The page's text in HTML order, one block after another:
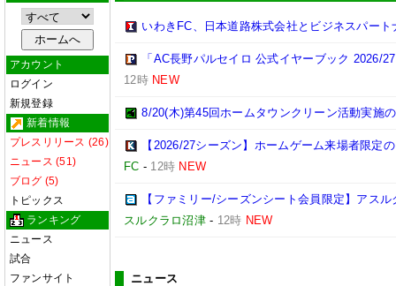
アカウント
ログイン
新規登録
新着情報
プレスリリース (26)
ニュース (51)
ブログ (5)
トピックス
ランキング
ニュース
試合
ファンサイト
いわきFC、日本道路株式会社とビジネスパート
「AC長野パルセイロ 公式イヤーブック 2026/
12時 NEW
8/20(木)第45回ホームタウンクリーン活動実施
【2026/27シーズン】ホームゲーム来場者限定
FC - 12時 NEW
【ファミリー/シーズンシート会員限定】アス
スルクラロ沼津- 12時 NEW
ニュース